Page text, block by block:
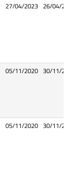
27/04/2023 26/04/
05/11/2020 30/11/
05/11/2020 30/11/